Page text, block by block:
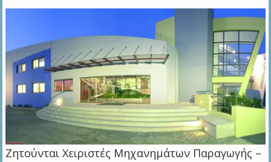
Zητούνται Χειριστές Μηχανημάτων Παραγωγής –